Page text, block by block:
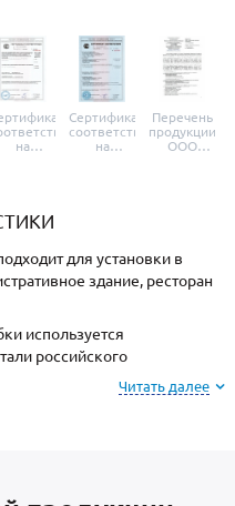
на
Сертификат
соответствия
на
Перечень
продукции
ООО
для установки в
здание, ресторан
используется
российского
конструкция имеетЧитать далее